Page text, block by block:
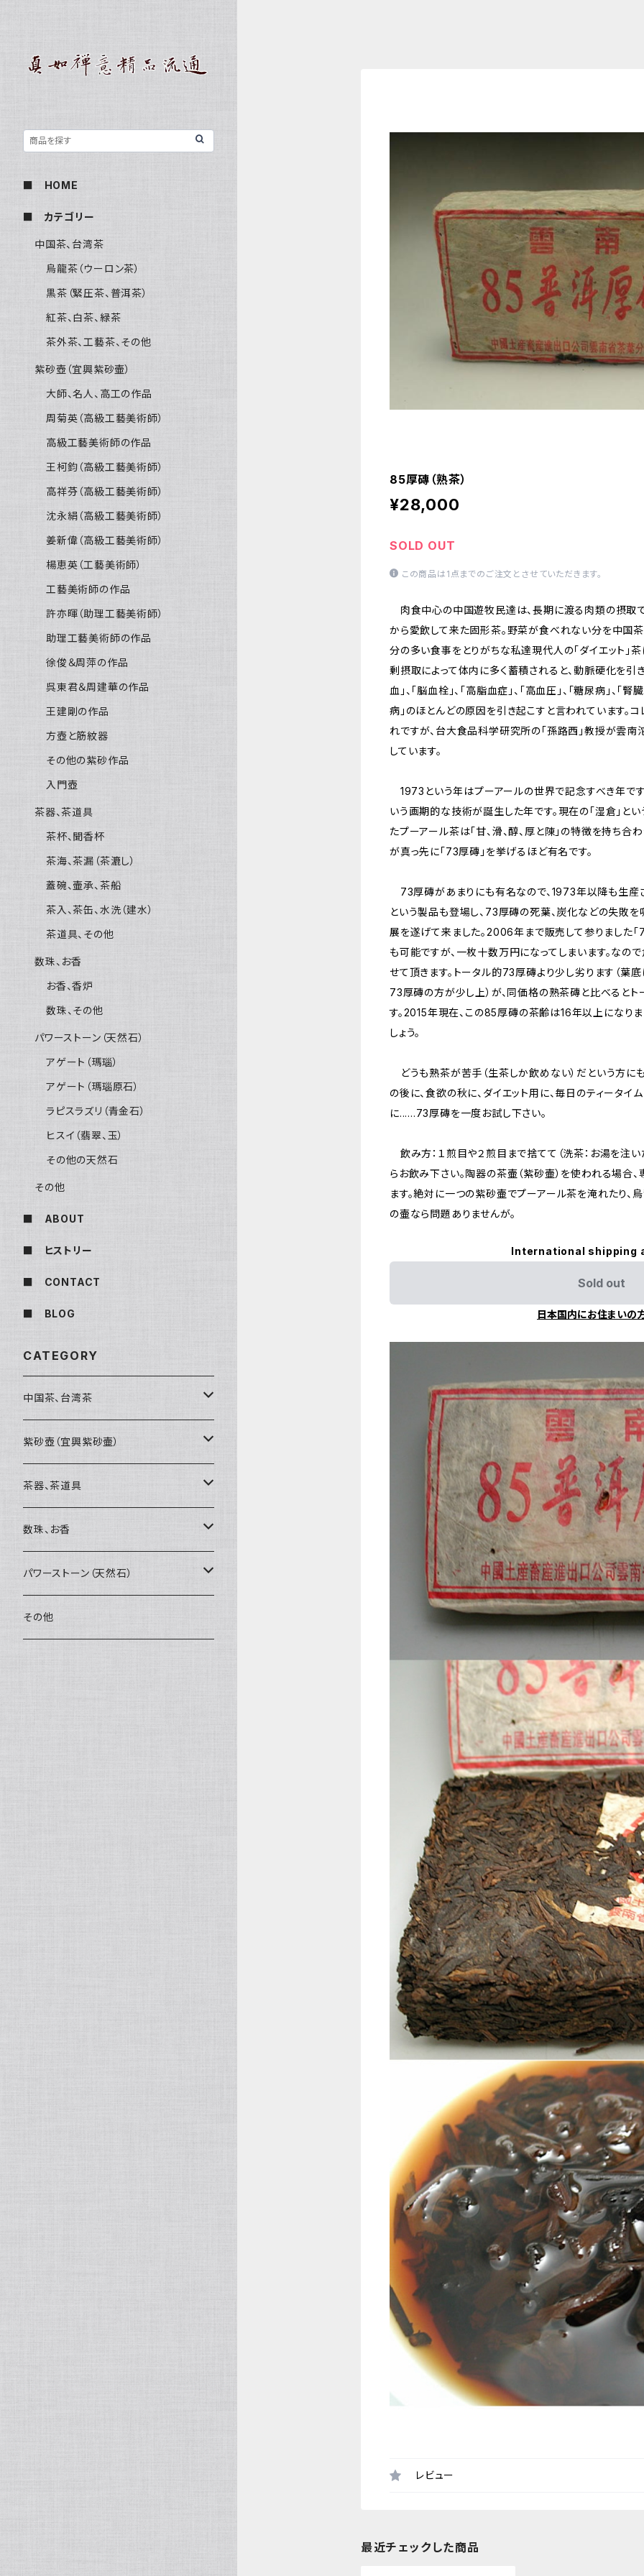
85厚磚（熟茶）
¥28,000
SOLD OUT
この商品は1点までのご注文とさせていただきます。
肉食中心の中国遊牧民達は、長期に渡る肉類の摂取
から愛飲して来た固形茶。野菜が食べれない分を中国
分の多い食事をとりがちな私達現代人の「ダイエット」
剰摂取によって体内に多く蓄積されると、動脈硬化を引き
血」、「脳血栓」、「高脂血症」、「高血圧」、「糖尿病」、「
病」のほとんどの原因を引き起こすと言われています。
れですが、台大食品科学研究所の「孫路西」教授が雲
しています。
1973という年はプーアールの世界で記念すべき年です
いう画期的な技術が誕生した年です。現在の「湿倉」と
たプーアール茶は「甘、滑、醇、厚と陳」の特徴を持ち
が真っ先に「73厚磚」を挙げるほど有名です。
73厚磚があまりにも有名なので、1973年以降も生産
という製品も登場し、73厚磚の死葉、炭化などの失敗
展を遂げて来ました。2006年まで販売して参りました
も可能ですが、一枚十数万円になってしまいます。なの
せて頂きます。トータル的73厚磚より少し劣ります（葉
73厚磚の方が少し上）が、同価格の熟茶磚と比べるとト
す。2015年現在、この85厚磚の茶齢は16年以上になり
しょう。
どうも熟茶が苦手（生茶しか飲めない）だという方に
の後に、食欲の秋に、ダイエット用に、毎日のティータイ
に......73厚磚を一度お試し下さい。
飲み方：１煎目や２煎目まで捨てて（洗茶：お湯を注
らお飲み下さい。陶器の茶壷（紫砂壷）を使われる場合
ます。絶対に一つの紫砂壷でプーアール茶を淹れたり、
の壷なら問題ありませんが。
International shipping
Sold out
日本国内にお住まいの
レビュー
最近チェックした商品
■ HOME
■ カテゴリー
中国茶、台湾茶
烏龍茶（ウーロン茶）
黒茶（緊圧茶、普洱茶）
紅茶、白茶、緑茶
茶外茶、工藝茶、その他
紫砂壺（宜興紫砂壷）
大師、名人、高工の作品
周菊英（高級工藝美術師）
高級工藝美術師の作品
王柯鈞（高級工藝美術師）
高祥芬（高級工藝美術師）
沈永絹（高級工藝美術師）
姜新偉（高級工藝美術師）
楊恵英（工藝美術師）
工藝美術師の作品
許亦暉（助理工藝美術師）
助理工藝美術師の作品
徐俊＆周萍の作品
呉東君＆周建華の作品
王建剛の作品
方壺と筋紋器
その他の紫砂作品
入門壺
茶器、茶道具
茶杯、聞香杯
茶海、茶漏（茶漉し）
蓋碗、壷承、茶船
茶入、茶缶、水洗（建水）
茶道具、その他
数珠、お香
お香、香炉
数珠、その他
パワーストーン（天然石）
アゲート（瑪瑙）
アゲート（瑪瑙原石）
ラピスラズリ（青金石）
ヒスイ（翡翠、玉）
その他の天然石
その他
■ ABOUT
■ ヒストリー
■ CONTACT
■ BLOG
CATEGORY
中国茶、台湾茶
烏龍茶（ウーロン茶）
黒茶（緊圧茶、普洱茶）
紅茶、白茶、緑茶
茶外茶、工藝茶、その他
紫砂壺（宜興紫砂壷）
大師、名人、高工の作品
周菊英（高級工藝美術師）
高級工藝美術師の作品
王柯鈞（高級工藝美術師）
茶器、茶道具
茶杯、聞香杯
茶海、茶漏（茶漉し）
蓋碗、壷承、茶船
数珠、お香
お香、香炉
数珠、その他
パワーストーン（天然石）
アゲート（瑪瑙）
その他